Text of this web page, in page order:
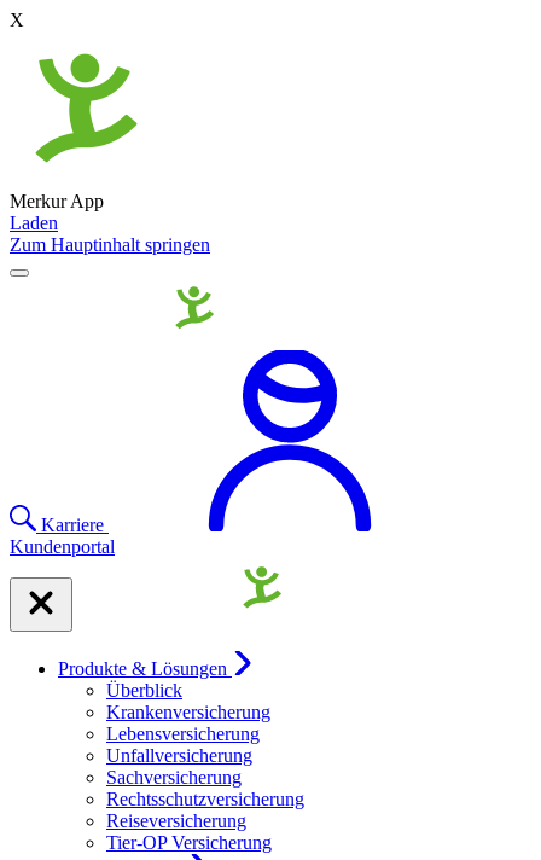
X
Merkur App
Laden
Zum Hauptinhalt springen
Karriere
Kundenportal
Produkte & Lösungen
Überblick
Krankenversicherung
Lebensversicherung
Unfallversicherung
Sachversicherung
Rechtsschutzversicherung
Reiseversicherung
Tier-OP Versicherung